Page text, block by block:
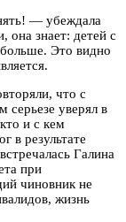
— убеждала
она знает: детей с
Это видно
что с
серьезе уверял в
и с кем
в результате
Галина
при
чиновник не
жизнь